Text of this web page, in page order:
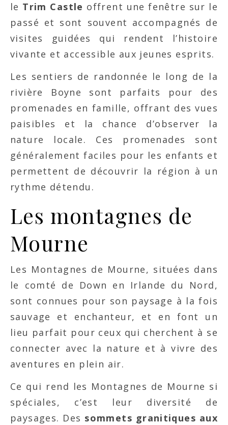
le Trim Castle offrent une fenêtre sur le
passé et sont souvent accompagnés de
visites guidées qui rendent l’histoire
vivante et accessible aux jeunes esprits.
Les sentiers de randonnée le long de la
rivière Boyne sont parfaits pour des
promenades en famille, offrant des vues
paisibles et la chance d’observer la
nature locale. Ces promenades sont
généralement faciles pour les enfants et
permettent de découvrir la région à un
rythme détendu.
Les montagnes de
Mourne
Les Montagnes de Mourne, situées dans
le comté de Down en Irlande du Nord,
sont connues pour son paysage à la fois
sauvage et enchanteur, et en font un
lieu parfait pour ceux qui cherchent à se
connecter avec la nature et à vivre des
aventures en plein air.
Ce qui rend les Montagnes de Mourne si
spéciales, c’est leur diversité de
paysages. Des sommets granitiques aux